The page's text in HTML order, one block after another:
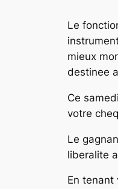
Le
mieux
destinee
Ce
votre
Le
liberalite
En tenant